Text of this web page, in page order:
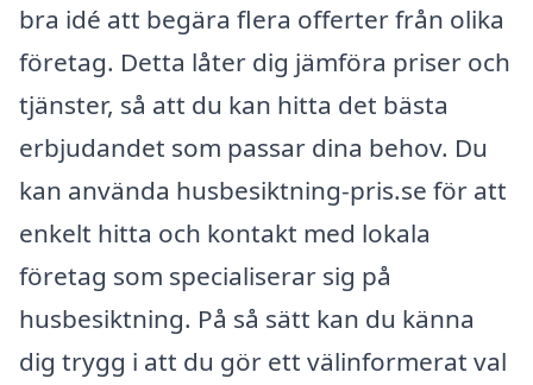
bra idé att begära flera offerter från olika
företag. Detta låter dig jämföra priser och
tjänster, så att du kan hitta det bästa
erbjudandet som passar dina behov. Du
kan använda husbesiktning-pris.se för att
enkelt hitta och kontakt med lokala
företag som specialiserar sig på
husbesiktning. På så sätt kan du känna
dig trygg i att du gör ett välinformerat val